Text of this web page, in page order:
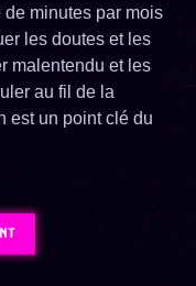
de minutes par mois
les doutes et les
malentendu et les
au fil de la
est un point clé du